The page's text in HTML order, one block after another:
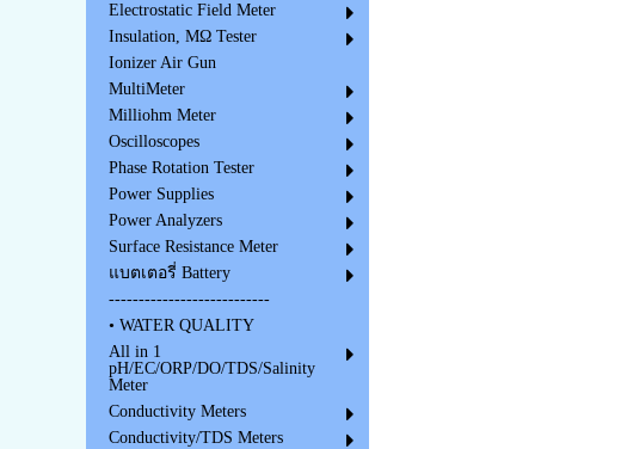
Electrostatic Field Meter
Insulation, MΩ Tester
Ionizer Air Gun
MultiMeter
Milliohm Meter
Oscilloscopes
Phase Rotation Tester
Power Supplies
Power Analyzers
Surface Resistance Meter
แบตเตอรี่ Battery
---------------------------
• WATER QUALITY
All in 1
pH/EC/ORP/DO/TDS/Salinity
Meter
Conductivity Meters
Conductivity/TDS Meters